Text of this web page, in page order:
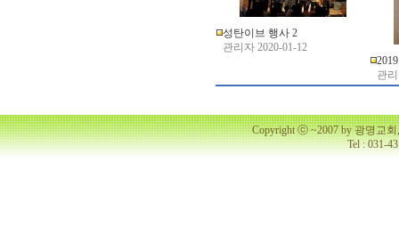
성탄이브 행사 2
관리자 2020-01-12
관
Copyright ⓒ ~2007 by 광명교
Tel : 031-